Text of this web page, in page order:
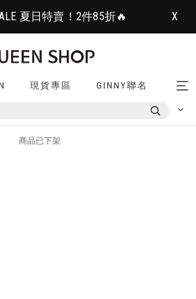
夏日特賣！2件85折🔥 X
現貨專區 GINNY聯名
商品已下架